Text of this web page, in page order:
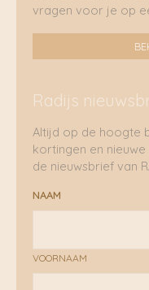
vragen voor je op
Radijs
Altijd op de hoogte
kortingen en
de nieuwsbrief van
NAAM
VOORNAAM